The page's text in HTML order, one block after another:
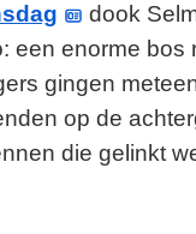
dook
een enorme bos
gingen
op de
die gelinkt